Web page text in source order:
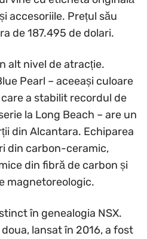
accesoriile. Prețul său
de 187.495 de dolari.
alt nivel de atracție.
Pearl – aceeași culoare
a stabilit recordul de
la Long Beach – are un
din Alcantara. Echiparea
din carbon-ceramic,
din fibră de carbon și
magnetoreologic.
în genealogia NSX.
lansat în 2016, a fost